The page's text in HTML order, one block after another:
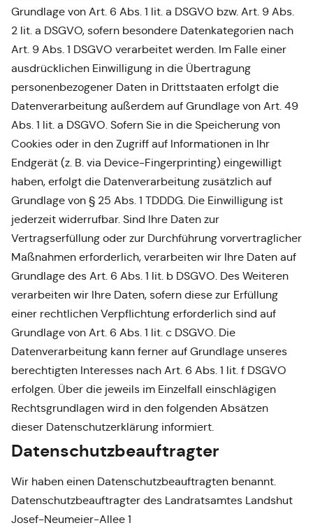
Grundlage von Art. 6 Abs. 1 lit. a DSGVO bzw. Art. 9 Abs.
2 lit. a DSGVO, sofern besondere Datenkategorien nach
Art. 9 Abs. 1 DSGVO verarbeitet werden. Im Falle einer
ausdrücklichen Einwilligung in die Übertragung
personenbezogener Daten in Drittstaaten erfolgt die
Datenverarbeitung außerdem auf Grundlage von Art. 49
Abs. 1 lit. a DSGVO. Sofern Sie in die Speicherung von
Cookies oder in den Zugriff auf Informationen in Ihr
Endgerät (z. B. via Device-Fingerprinting) eingewilligt
haben, erfolgt die Datenverarbeitung zusätzlich auf
Grundlage von § 25 Abs. 1 TDDDG. Die Einwilligung ist
jederzeit widerrufbar. Sind Ihre Daten zur
Vertragserfüllung oder zur Durchführung vorvertraglicher
Maßnahmen erforderlich, verarbeiten wir Ihre Daten auf
Grundlage des Art. 6 Abs. 1 lit. b DSGVO. Des Weiteren
verarbeiten wir Ihre Daten, sofern diese zur Erfüllung
einer rechtlichen Verpflichtung erforderlich sind auf
Grundlage von Art. 6 Abs. 1 lit. c DSGVO. Die
Datenverarbeitung kann ferner auf Grundlage unseres
berechtigten Interesses nach Art. 6 Abs. 1 lit. f DSGVO
erfolgen. Über die jeweils im Einzelfall einschlägigen
Rechtsgrundlagen wird in den folgenden Absätzen
dieser Datenschutzerklärung informiert.
Datenschutz­beauftragter
Wir haben einen Datenschutzbeauftragten benannt.
Datenschutzbeauftragter des Landratsamtes Landshut
Josef-Neumeier-Allee 1